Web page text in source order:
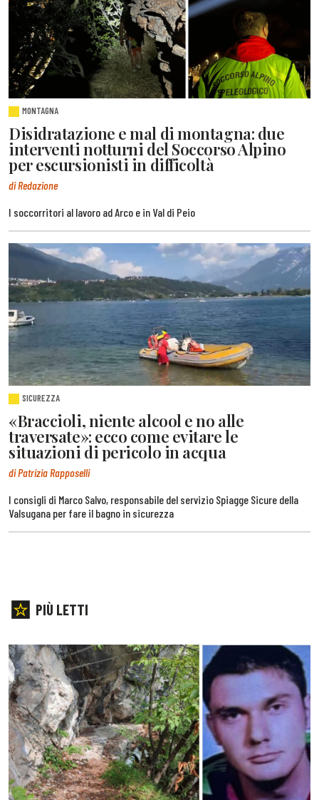
MONTAGNA
Disidratazione e mal di montagna: due
interventi notturni del Soccorso Alpino
per escursionisti in difficoltà
di Redazione
I soccorritori al lavoro ad Arco e in Val di Peio
SICUREZZA
«Braccioli, niente alcool e no alle
traversate»: ecco come evitare le
situazioni di pericolo in acqua
di Patrizia Rapposelli
I consigli di Marco Salvo, responsabile del servizio Spiagge Sicure della
Valsugana per fare il bagno in sicurezza
PIÙ LETTI